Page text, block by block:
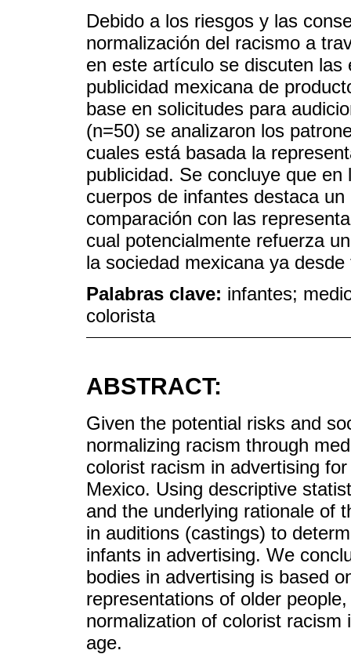
Debido a los riesgos y las
normalización del racismo a
en este artículo se discuten
publicidad mexicana de
base en solicitudes para
(n=50) se analizaron los
cuales está basada la
publicidad. Se concluye que
cuerpos de infantes destaca
comparación con las
cual potencialmente refuerza
la sociedad mexicana ya
Palabras clave: infantes;
colorista
ABSTRACT:
Given the potential risks and
normalizing racism through
colorist racism in advertising
Mexico. Using descriptive
and the underlying rationale of
in auditions (castings) to
infants in advertising. We
bodies in advertising is based
representations of older
normalization of colorist
age.